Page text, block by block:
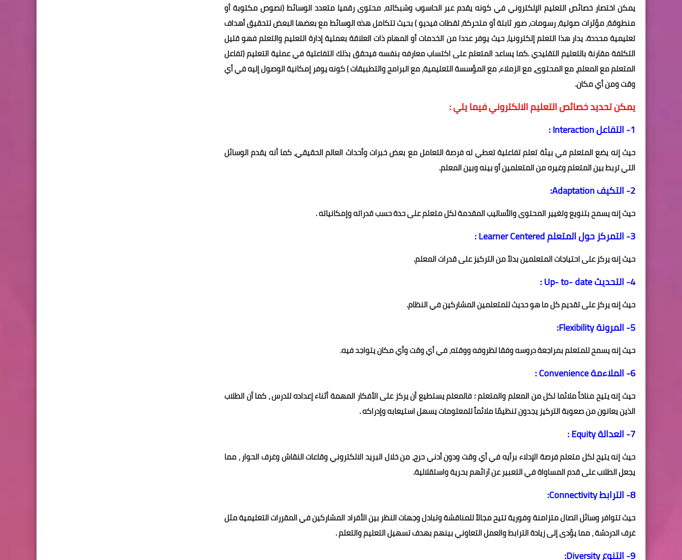
يمكن اختصار خصائص التعليم الإلكتروني في كونه يقدم عبر الحاسوب وشبكاته، محتوى رقميا متعدد الوسائط (نصوص مكتوبة أو
منطوقة، مؤثرات صوتية، رسومات، صور ثابتة أو متحركة، لقطات فيديو ) بحيث تتكامل هذه الوسائط مع بعضها البعض لتحقيق أهداف
تعليمية محددة. يدار هذا التعلم إلكترونيا، حيث يوفر عددا من الخدمات أو المهام ذات العلاقة بعملية إدارة التعليم والتعلم فهو قليل
التكلفة مقارنة بالتعليم التقليدي .كما يساعد المتعلم على اكتساب معارفه بنفسه فيحقق بذلك التفاعلية في عملية التعليم (تفاعل
المتعلم مع المعلم، مع المحتوى، مع الزملاء، مع المؤسسة التعليمية، مع البرامج والتطبيقات ) كونه يوفر إمكانية الوصول إليه في أي
وقت ومن أي مكان.
يمكن تحديد خصائص التعليم الالكتروني فيما يلي :
1- التفاعل Interaction :
حيث إنه يضع المتعلم في بيئة تعلم تفاعلية تعطي له فرصة التعامل مع بعض خبرات وأحداث العالم الحقيقي، كما أنه يقدم الوسائل
التي تربط بين المتعلم وغيره من المتعلمين أو بينه وبين المعلم.
2- التكيف Adaptation:
حيث إنه يسمح بتنويع وتغيير المحتوى والأساليب المقدمة لكل متعلم على حدة حسب قدراته وإمكانياته .
3- التمركز حول المتعلم Learner Centered :
حيث إنه يركز على احتياجات المتعلمين بدلاً من التركيز على قدرات المعلم.
4- التحديث Up- to- date :
حيث إنه يركز على تقديم كل ما هو حديث للمتعلمين المشاركين في النظام.
5- المرونة Flexibility:
حيث إنه يسمح للمتعلم بمراجعة دروسه وفقا لظروفه ووقته، في أي وقت وأي مكان يتواجد فيه.
6- الملاءمة Convenience :
حيث إنه يتيح مناخاً ملائما لكل من المعلم والمتعلم ؛ فالمعلم يستطيع أن يركز على الأفكار المهمة أثناء إعداده للدرس ، كما أن الطلاب
الذين يعانون من صعوبة التركيز يجدون تنظيمًا ملائماً للمعلومات يسهل استيعابه وإدراكه .
7- العدالة Equity :
حيث إنه يتيح لكل متعلم فرصة الإدلاء برأيه في أي وقت ودون أدني حرج، من خلال البريد الالكتروني وقاعات النقاش وغرف الحوار ، مما
يجعل الطلاب على قدم المساواة في التعبير عن آرائهم بحرية واستقلالية.
8- الترابط Connectivity:
حيث تتوافر وسائل اتصال متزامنة وفورية تتيح مجالاً للمناقشة وتبادل وجهات النظر بين الأفراد المشاركين في المقررات التعليمية مثل
غرف الدردشة ، مما يؤدى إلى زيادة الترابط والعمل التعاوني بينهم بهدف تسهيل التعليم والتعلم .
9- التنوع Diversity: